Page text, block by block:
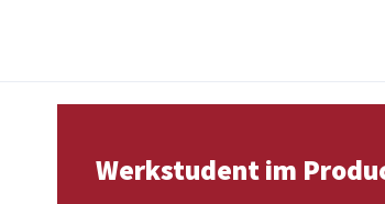
Werkstudent im